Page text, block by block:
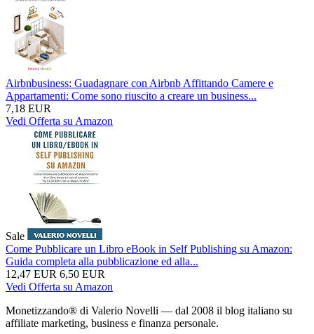
Airbnbusiness: Guadagnare con Airbnb Affittando Camere e
Appartamenti: Come sono riuscito a creare un business...
7,18 EUR
Vedi Offerta su Amazon
Sale
Come Pubblicare un Libro eBook in Self Publishing su Amazon:
Guida completa alla pubblicazione ed alla...
12,47 EUR 6,50 EUR
Vedi Offerta su Amazon
Monetizzando® di Valerio Novelli — dal 2008 il blog italiano su
affiliate marketing, business e finanza personale.